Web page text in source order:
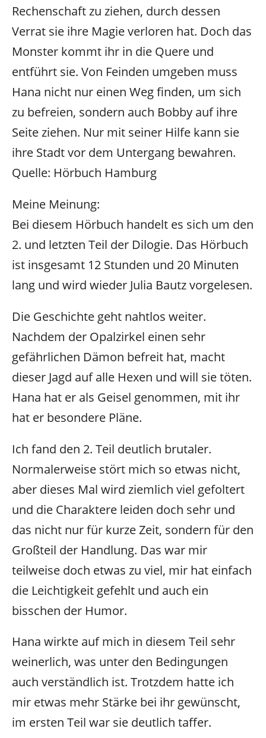
Rechenschaft zu ziehen, durch dessen
Verrat sie ihre Magie verloren hat. Doch das
Monster kommt ihr in die Quere und
entführt sie. Von Feinden umgeben muss
Hana nicht nur einen Weg finden, um sich
zu befreien, sondern auch Bobby auf ihre
Seite ziehen. Nur mit seiner Hilfe kann sie
ihre Stadt vor dem Untergang bewahren.
Quelle: Hörbuch Hamburg
Meine Meinung:
Bei diesem Hörbuch handelt es sich um den
2. und letzten Teil der Dilogie. Das Hörbuch
ist insgesamt 12 Stunden und 20 Minuten
lang und wird wieder Julia Bautz vorgelesen.
Die Geschichte geht nahtlos weiter.
Nachdem der Opalzirkel einen sehr
gefährlichen Dämon befreit hat, macht
dieser Jagd auf alle Hexen und will sie töten.
Hana hat er als Geisel genommen, mit ihr
hat er besondere Pläne.
Ich fand den 2. Teil deutlich brutaler.
Normalerweise stört mich so etwas nicht,
aber dieses Mal wird ziemlich viel gefoltert
und die Charaktere leiden doch sehr und
das nicht nur für kurze Zeit, sondern für den
Großteil der Handlung. Das war mir
teilweise doch etwas zu viel, mir hat einfach
die Leichtigkeit gefehlt und auch ein
bisschen der Humor.
Hana wirkte auf mich in diesem Teil sehr
weinerlich, was unter den Bedingungen
auch verständlich ist. Trotzdem hatte ich
mir etwas mehr Stärke bei ihr gewünscht,
im ersten Teil war sie deutlich taffer.